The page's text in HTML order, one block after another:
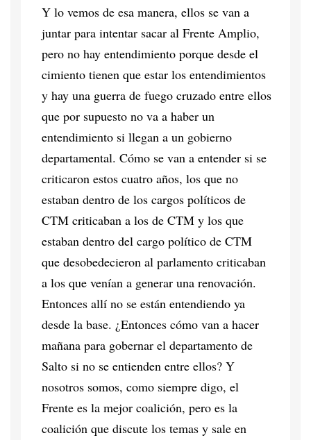
Y lo vemos de esa manera, ellos se van a
juntar para intentar sacar al Frente Amplio,
pero no hay entendimiento porque desde el
cimiento tienen que estar los entendimientos
y hay una guerra de fuego cruzado entre ellos
que por supuesto no va a haber un
entendimiento si llegan a un gobierno
departamental. Cómo se van a entender si se
criticaron estos cuatro años, los que no
estaban dentro de los cargos políticos de
CTM criticaban a los de CTM y los que
estaban dentro del cargo político de CTM
que desobedecieron al parlamento criticaban
a los que venían a generar una renovación.
Entonces allí no se están entendiendo ya
desde la base. ¿Entonces cómo van a hacer
mañana para gobernar el departamento de
Salto si no se entienden entre ellos? Y
nosotros somos, como siempre digo, el
Frente es la mejor coalición, pero es la
coalición que discute los temas y sale en